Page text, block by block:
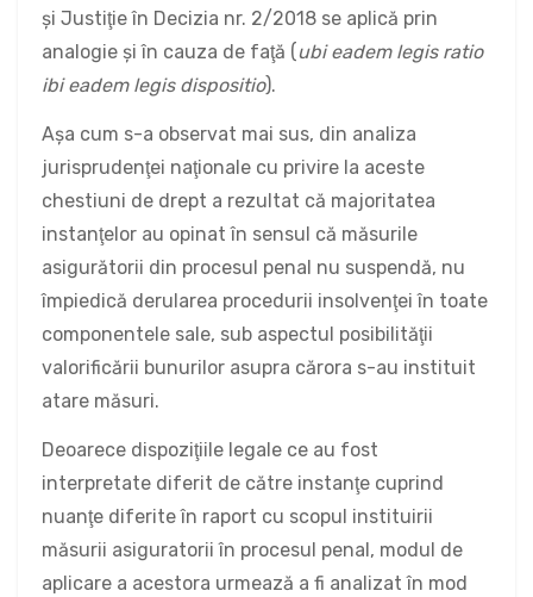
şi Justiţie în Decizia nr. 2/2018 se aplică prin
analogie şi în cauza de faţă (ubi eadem legis ratio
ibi eadem legis dispositio).
Aşa cum s-a observat mai sus, din analiza
jurisprudenţei naţionale cu privire la aceste
chestiuni de drept a rezultat că majoritatea
instanţelor au opinat în sensul că măsurile
asigurătorii din procesul penal nu suspendă, nu
împiedică derularea procedurii insolvenţei în toate
componentele sale, sub aspectul posibilităţii
valorificării bunurilor asupra cărora s-au instituit
atare măsuri.
Deoarece dispoziţiile legale ce au fost
interpretate diferit de către instanţe cuprind
nuanţe diferite în raport cu scopul instituirii
măsurii asiguratorii în procesul penal, modul de
aplicare a acestora urmează a fi analizat în mod